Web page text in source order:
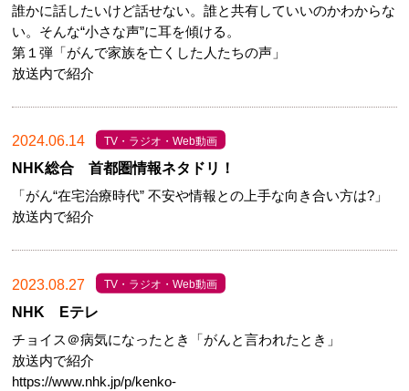
誰かに話したいけど話せない。誰と共有していいのかわからな
い。そんな“小さな声”に耳を傾ける。
第１弾「がんで家族を亡くした人たちの声」
放送内で紹介
2024.06.14 TV・ラジオ・Web動画
NHK総合 首都圏情報ネタドリ！
「がん“在宅治療時代” 不安や情報との上手な向き合い方は?」
放送内で紹介
2023.08.27 TV・ラジオ・Web動画
NHK Eテレ
チョイス＠病気になったとき「がんと言われたとき」
放送内で紹介
https://www.nhk.jp/p/kenko-